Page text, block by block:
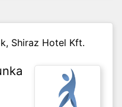
Shiraz Hotel Kft.